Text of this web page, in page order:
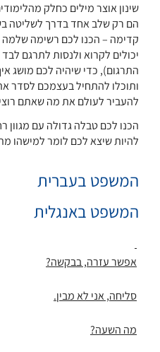
שינון אוצר מילים כחלק
הם רק שלב אחד בדרך לשליטה
קדימה – הכנו לכם רשימה
יכולים לקרוא ולנסות לתרגם
התרגום), כדי שיהיה לכם מושג
ותוכלו להתחיל בעצמכם לסדר
להעביר לעולם את מה שאתם
הכנו לכם טבלה גדולה עם מגוון
להיות שיצא לכם לומר למישהו
המשפט בעברית
המשפט באנגלית
אפשר עזרה, בבקשה?
סליחה, אני לא מבין.
מה השעה?